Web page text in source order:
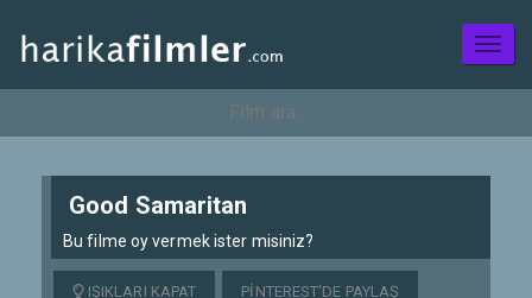
Good Samaritan
Bu filme oy vermek ister misiniz?
IŞIKLARI KAPAT PINTEREST'DE PAYLAŞ